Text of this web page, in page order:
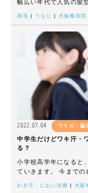
幅広い年代で人気の髪
脱毛 うなじ 大阪梅田院
2022.07.04 ワキガ・脇
中学生だけどワキ汗・
る？
小学校高学年になると
ていきます。 今まで
わき汗・におい治療 大阪